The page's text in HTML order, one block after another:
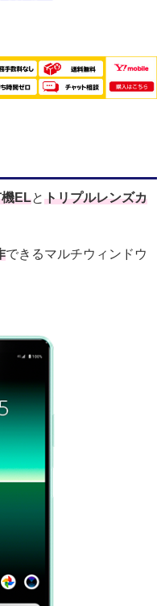
ELとトリプルレンズカ
できるマルチウィンドウ